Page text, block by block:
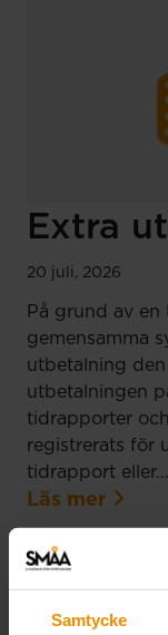
Samtycke
Extra
20 juli, 2026
På grund av en
gemensamma
utbetalning
utbetalningen
tidrapporter
registrerats för
tidrapport eller…
Läs mer